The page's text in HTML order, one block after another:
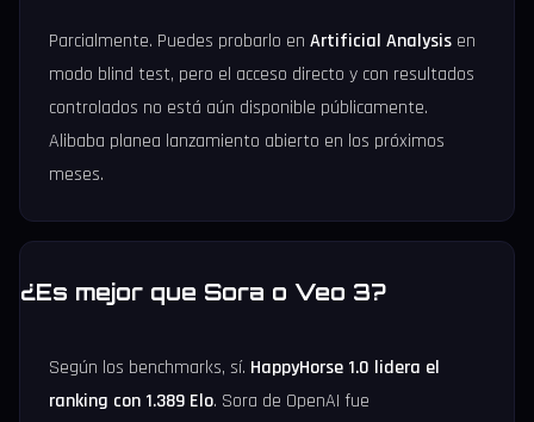
Parcialmente. Puedes probarlo en Artificial Analysis en
modo blind test, pero el acceso directo y con resultados
controlados no está aún disponible públicamente.
Alibaba planea lanzamiento abierto en los próximos
meses.
¿Es mejor que Sora o Veo 3?
Según los benchmarks, sí. HappyHorse 1.0 lidera el
ranking con 1.389 Elo. Sora de OpenAI fue